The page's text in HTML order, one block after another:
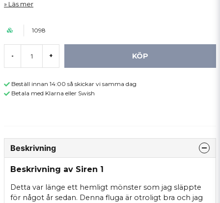
Läs mer
1098
- + KÖP
Beställ innan 14:00 så skickar vi samma dag
Betala med Klarna eller Swish
Beskrivning
Beskrivning av Siren 1
Detta var länge ett hemligt mönster som jag släppte
för något år sedan. Denna fluga är otroligt bra och jag